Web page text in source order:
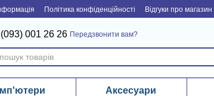
Політика конфіденційності Відгуки про магазин
(093) 001 26 26 Передзвонити вам?
Аксесуари